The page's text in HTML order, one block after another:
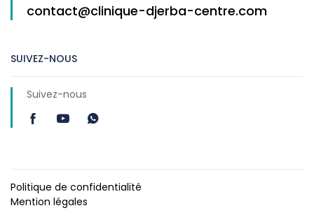
contact@clinique-djerba-centre.com
SUIVEZ-NOUS
Suivez-nous
Politique de confidentialité
Mention légales